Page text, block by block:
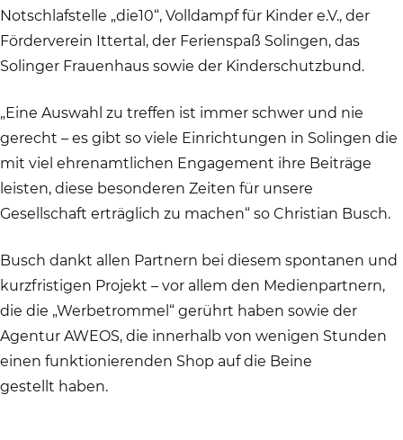
Notschlafstelle „die10“, Volldampf für Kinder e.V., der
Förderverein Ittertal, der Ferienspaß Solingen, das
Solinger Frauenhaus sowie der Kinderschutzbund.
„Eine Auswahl zu treffen ist immer schwer und nie
gerecht – es gibt so viele Einrichtungen in Solingen die
mit viel ehrenamtlichen Engagement ihre Beiträge
leisten, diese besonderen Zeiten für unsere
Gesellschaft erträglich zu machen“ so Christian Busch.
Busch dankt allen Partnern bei diesem spontanen und
kurzfristigen Projekt – vor allem den Medienpartnern,
die die „Werbetrommel“ gerührt haben sowie der
Agentur AWEOS, die innerhalb von wenigen Stunden
einen funktionierenden Shop auf die Beine
gestellt haben.